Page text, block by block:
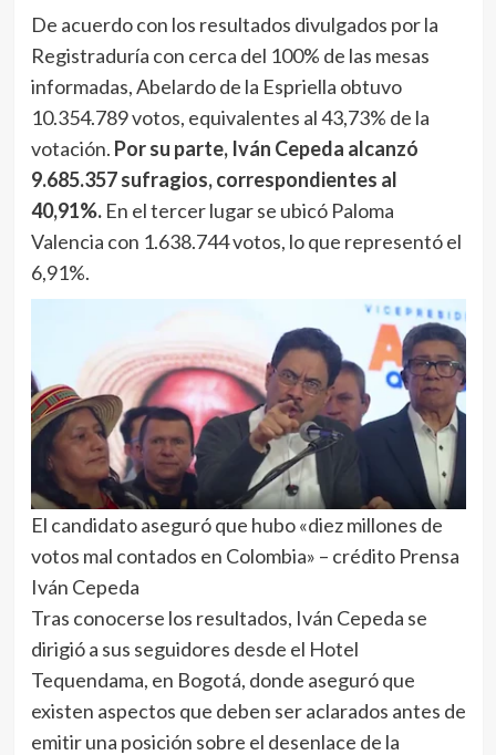
De acuerdo con los resultados divulgados por la
Registraduría con cerca del 100% de las mesas
informadas, Abelardo de la Espriella obtuvo
10.354.789 votos, equivalentes al 43,73% de la
votación. Por su parte, Iván Cepeda alcanzó
9.685.357 sufragios, correspondientes al
40,91%. En el tercer lugar se ubicó Paloma
Valencia con 1.638.744 votos, lo que representó el
6,91%.
El candidato aseguró que hubo «diez millones de
votos mal contados en Colombia» – crédito Prensa
Iván Cepeda
Tras conocerse los resultados, Iván Cepeda se
dirigió a sus seguidores desde el Hotel
Tequendama, en Bogotá, donde aseguró que
existen aspectos que deben ser aclarados antes de
emitir una posición sobre el desenlace de la